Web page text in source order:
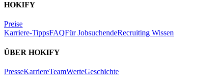
HOKIFY
Preise
Karriere-TippsFAQFür JobsuchendeRecruiting Wissen
ÜBER HOKIFY
PresseKarriereTeamWerteGeschichte